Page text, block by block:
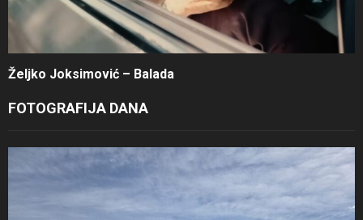
Željko Joksimović – Balada
FOTOGRAFIJA DANA